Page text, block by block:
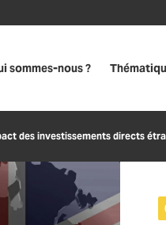
sommes-nous ?
des investissements directs